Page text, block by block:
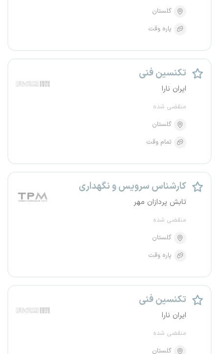
گلستان
پاره وقت
تکنسین فنی
ایران نارا
منقضی شده
گلستان
تمام وقت
کارشناس سرویس و نگهداری
تابش پردازان مهر
منقضی شده
گلستان
پاره وقت
تکنسین فنی
ایران نارا
منقضی شده
گلستان